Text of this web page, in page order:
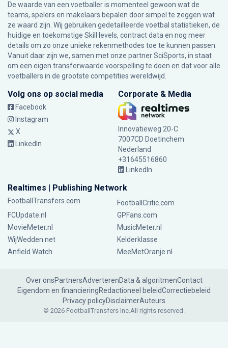
De waarde van een voetballer is momenteel gewoon wat de
teams, spelers en makelaars bepalen door simpel te zeggen wat
ze waard zijn. Wij gebruiken gedetailleerde voetbal statistieken, de
huidige en toekomstige Skill levels, contract data en nog meer
details om zo onze unieke rekenmethodes toe te kunnen passen.
Vanuit daar zijn we, samen met onze partner SciSports, in staat
om een eigen transferwaarde voorspelling te doen en dat voor alle
voetballers in de grootste competities wereldwijd.
Volg ons op social media
Facebook
Instagram
X
LinkedIn
Corporate & Media
Innovatieweg 20-C
7007CD Doetinchem
Nederland
+31645516860
LinkedIn
Realtimes | Publishing Network
FootballTransfers.com
FootballCritic.com
FCUpdate.nl
GPFans.com
MovieMeter.nl
MusicMeter.nl
WijWedden.net
Kelderklasse
Anfield Watch
MeeMetOranje.nl
Over onsPartnersAdverterenData & algoritmenContact
Eigendom en financieringRedactioneel beleidCorrectiebeleid
Privacy policyDisclaimerAuteurs
© 2026 FootballTransfers Inc.All rights reserved.